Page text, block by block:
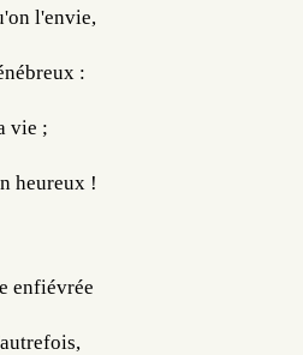
l'envie,
:
vie ;
heureux !
enfiévrée